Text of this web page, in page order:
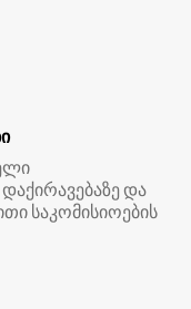
და
საკომისიოების